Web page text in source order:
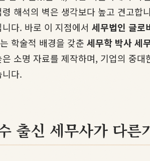
해석의 벽은 생각보다 높고 견고
다. 바로 이 지점에서 세무법인 글로
학술적 배경을 갖춘 세무학 박사 세
소명 자료를 제작하며, 기업의 중
다.
출신 세무사가 다른